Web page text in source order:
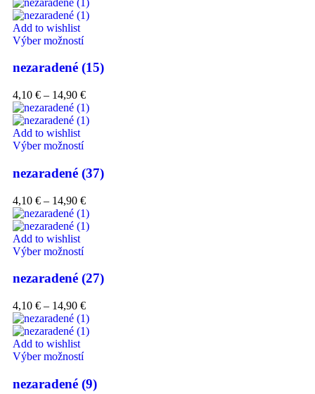
Add to wishlist
Výber možností
nezaradené (15)
4,10 € – 14,90 €
Add to wishlist
Výber možností
nezaradené (37)
4,10 € – 14,90 €
Add to wishlist
Výber možností
nezaradené (27)
4,10 € – 14,90 €
Add to wishlist
Výber možností
nezaradené (9)